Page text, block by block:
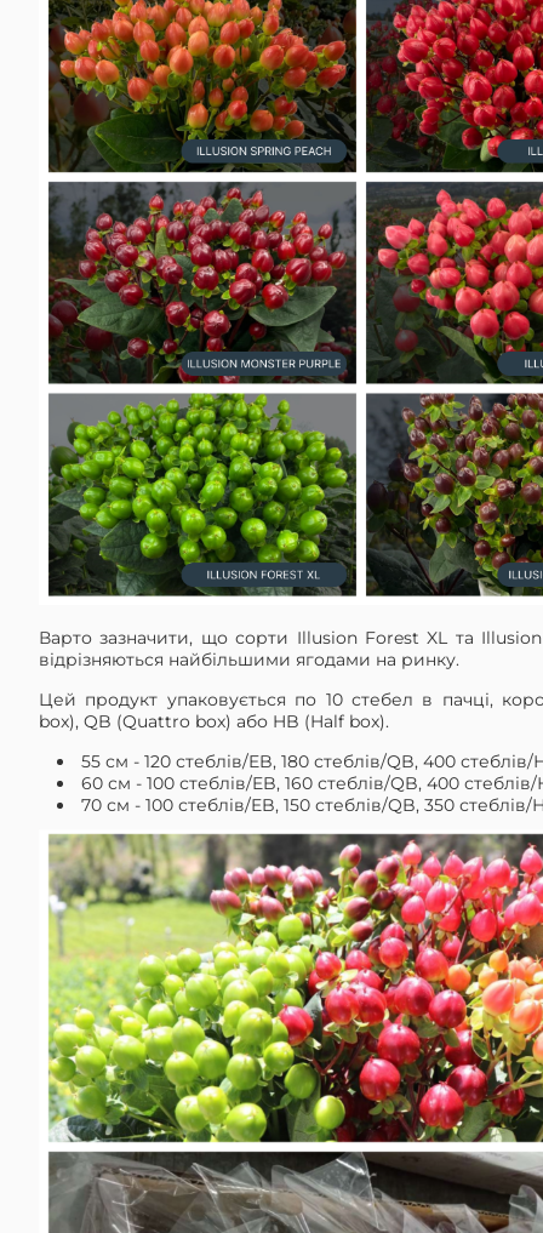
Варто зазначити, що сорти Illusion Forest XL та
відрізняються найбільшими ягодами на ринку.
Цей продукт упаковується по 10 стебел в пачці,
box), QB (Quattro box) або HB (Half box).
55 см - 120 стеблів/EB, 180 стеблів/QB, 400
60 см - 100 стеблів/EB, 160 стеблів/QB, 400
70 см - 100 стеблів/EB, 150 стеблів/QB, 350 стеблів/